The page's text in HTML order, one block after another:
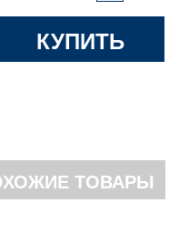
КУПИТЬ
ТОВАРЫ